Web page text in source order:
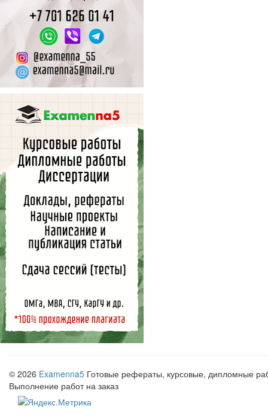
© 2026 Examenna5 Готовые рефераты, курсовые, дипломные
Выполнение работ на заказ